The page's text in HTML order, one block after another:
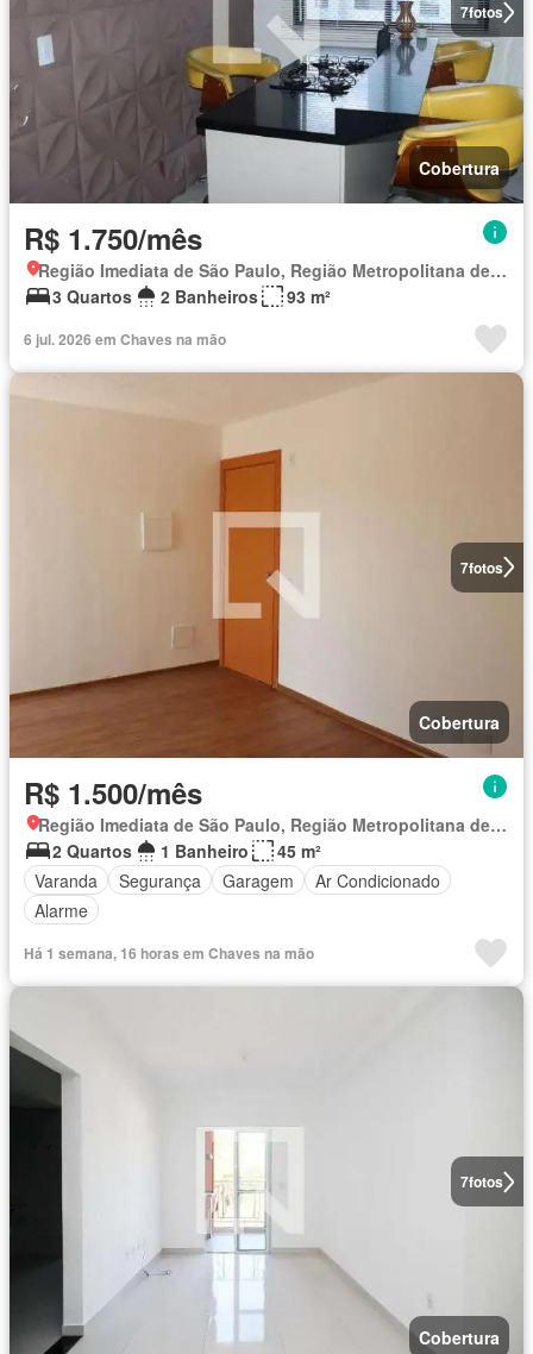
7fotos
Cobertura
R$ 1.750/mês
Região Imediata de São Paulo, Região Metropolitana de São Paulo
3 Quartos
2 Banheiros 93 m²
6 jul. 2026 em Chaves na mão
7fotos
Cobertura
R$ 1.500/mês
Região Imediata de São Paulo, Região Metropolitana de São Paulo
2 Quartos
1 Banheiro
45 m²
Varanda
Segurança Garagem
Ar Condicionado
Alarme
Há 1 semana, 16 horas em Chaves na mão
7fotos
Cobertura